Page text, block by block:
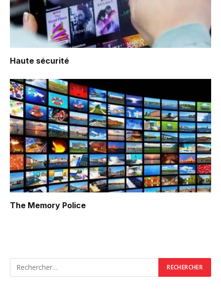
Haute sécurité
The Memory Police